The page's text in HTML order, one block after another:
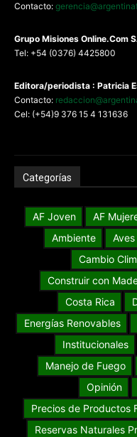
Contacto:
Grupo Misiones Online.Com
Tel: +54 (0376) 4425800
Editora/periodista : Patricia
Contacto:
Cel: (+54)9 376 15 4 131636
Categorías
AF Joven AF
Ambiente
Cambio
Construir con
Costa Rica
Energías Renovables
Institucionales
Manejo de Fuego
Opinión
Precios de Productos
Reservas Naturales